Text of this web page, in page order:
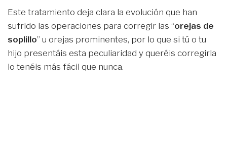
Este tratamiento deja clara la evolución que han
sufrido las operaciones para corregir las “orejas de
soplillo” u orejas prominentes, por lo que si tú o tu
hijo presentáis esta peculiaridad y queréis corregirla
lo tenéis más fácil que nunca.